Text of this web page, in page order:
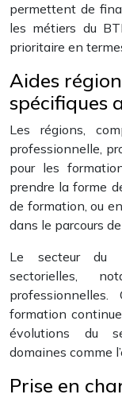
permettent de
les métiers du
prioritaire en
Aides
spécifiques
Les régions,
professionnelle,
pour les
prendre la forme
de formation, ou
dans le parcours
Le secteur du
sectorielles,
formation
évolutions du
domaines comme
Prise en